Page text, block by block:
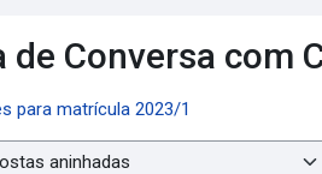
de Conversa com
para matrícula 2023/1